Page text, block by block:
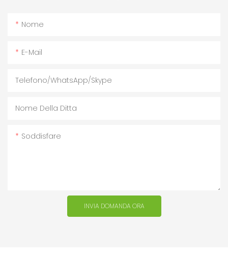
Nome
E-Mail
Telefono/WhatsApp/Skype
Nome Della Ditta
Soddisfare
INVIA DOMANDA ORA